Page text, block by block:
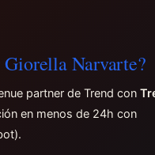
Giorella Narvarte?
partner de Trend con
en menos de 24h con